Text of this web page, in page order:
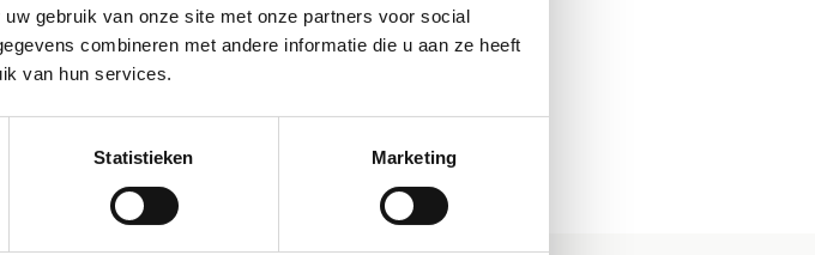
gebruik van onze site met onze partners voor social
combineren met andere informatie die u aan ze heeft
van hun services.
Statistieken Marketing